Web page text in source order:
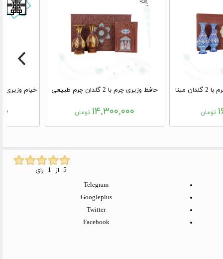
مینا
تومان
حافظ وزیری چرم با 2 گلدان چرم طبیعی
۱۴,۳۰۰,۰۰۰ تومان
Telegram
Googleplus
Twitter
Facebook